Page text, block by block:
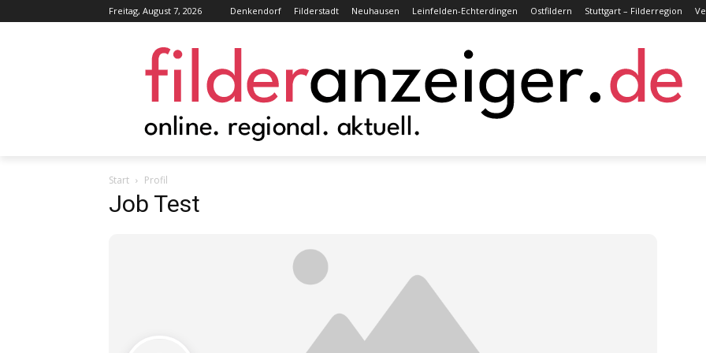
Freitag, August 7, 2026 Denkendorf Filderstadt Neuhausen Leinfelden-Echterdingen Ostfildern Stuttgart – Filderregion
Start Profil
Job Test